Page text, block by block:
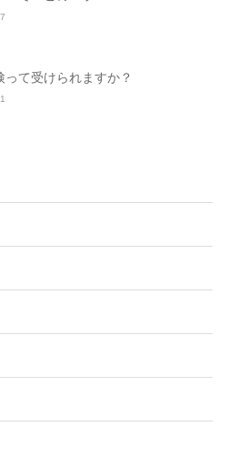
って受けられますか？